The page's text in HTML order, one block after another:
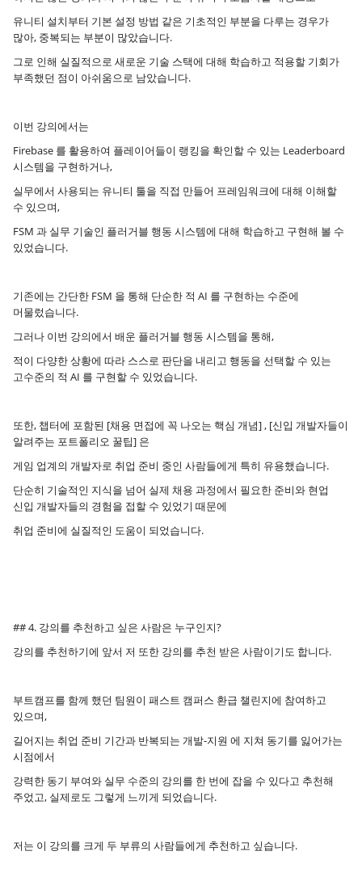
유니티 설치부터 기본 설정 방법 같은 기초적인 부분을 다루는 경우가
많아, 중복되는 부분이 많았습니다.
그로 인해 실질적으로 새로운 기술 스택에 대해 학습하고 적용할 기회가
부족했던 점이 아쉬움으로 남았습니다.
이번 강의에서는
Firebase 를 활용하여 플레이어들이 랭킹을 확인할 수 있는 Leaderboard
시스템을 구현하거나,
실무에서 사용되는 유니티 툴을 직접 만들어 프레임워크에 대해 이해할
수 있으며,
FSM 과 실무 기술인 플러거블 행동 시스템에 대해 학습하고 구현해 볼 수
있었습니다.
기존에는 간단한 FSM 을 통해 단순한 적 AI 를 구현하는 수준에
머물렀습니다.
그러나 이번 강의에서 배운 플러거블 행동 시스템을 통해,
적이 다양한 상황에 따라 스스로 판단을 내리고 행동을 선택할 수 있는
고수준의 적 AI 를 구현할 수 있었습니다.
또한, 챕터에 포함된 [채용 면접에 꼭 나오는 핵심 개념] , [신입 개발자들이
알려주는 포트폴리오 꿀팁] 은
게임 업계의 개발자로 취업 준비 중인 사람들에게 특히 유용했습니다.
단순히 기술적인 지식을 넘어 실제 채용 과정에서 필요한 준비와 현업
신입 개발자들의 경험을 접할 수 있었기 때문에
취업 준비에 실질적인 도움이 되었습니다.
## 4. 강의를 추천하고 싶은 사람은 누구인지?
강의를 추천하기에 앞서 저 또한 강의를 추천 받은 사람이기도 합니다.
부트캠프를 함께 했던 팀원이 패스트 캠퍼스 환급 챌린지에 참여하고
있으며,
길어지는 취업 준비 기간과 반복되는 개발-지원 에 지쳐 동기를 잃어가는
시점에서
강력한 동기 부여와 실무 수준의 강의를 한 번에 잡을 수 있다고 추천해
주었고, 실제로도 그렇게 느끼게 되었습니다.
저는 이 강의를 크게 두 부류의 사람들에게 추천하고 싶습니다.